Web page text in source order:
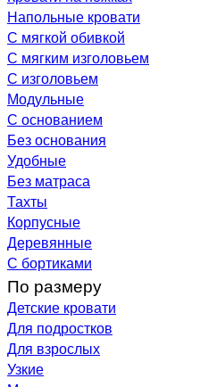
Напольные кровати
С мягкой обивкой
С мягким изголовьем
С изголовьем
Модульные
С основанием
Без основания
Удобные
Без матраса
Тахты
Корпусные
Деревянные
С бортиками
По размеру
Детские кровати
Для подростков
Для взрослых
Узкие